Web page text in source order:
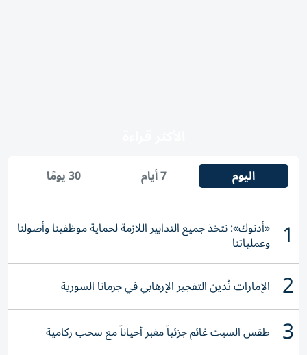
اليوم 7 أيام 30 يومًا
1 «أدنوك»: نتخذ جميع التدابير اللازمة لحماية موظفينا وأصولنا
وعملياتنا
2 الإمارات تُدين التفجير الإرهابي في جرمانا السورية
3 طقس السبت غائم جزئياً مغبر أحياناً مع سحب ركامية